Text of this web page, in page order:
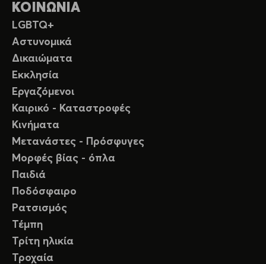
ΚΟΙΝΩΝΙΑ
LGBTQ+
Αστυνομικά
Δικαιώματα
Εκκλησία
Εργαζόμενοι
Καιρικό - Καταστροφές
Κινήματα
Μετανάστες - Πρόσφυγες
Μορφές βίας - όπλα
Παιδιά
Ποδόσφαιρο
Ρατσισμός
Τέμπη
Τρίτη ηλικία
Τροχαία